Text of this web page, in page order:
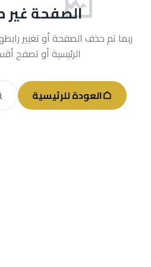
الصفحة غير
ربما تم حذف الصفحة أو تغيير
الرئيسية أو تصفح
العودة للرئيسية